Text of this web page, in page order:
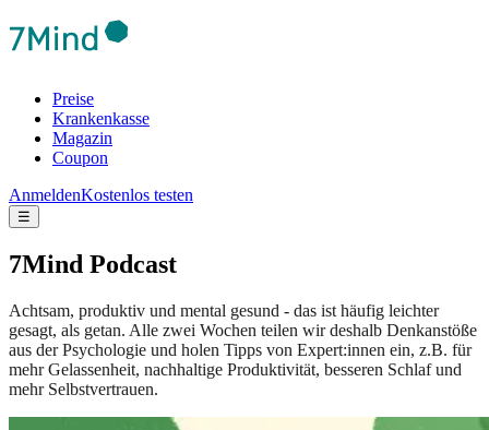
Preise
Krankenkasse
Magazin
Coupon
AnmeldenKostenlos testen
☰
7Mind Podcast
Achtsam, produktiv und mental gesund - das ist häufig leichter
gesagt, als getan. Alle zwei Wochen teilen wir deshalb Denkanstöße
aus der Psychologie und holen Tipps von Expert:innen ein, z.B. für
mehr Gelassenheit, nachhaltige Produktivität, besseren Schlaf und
mehr Selbstvertrauen.